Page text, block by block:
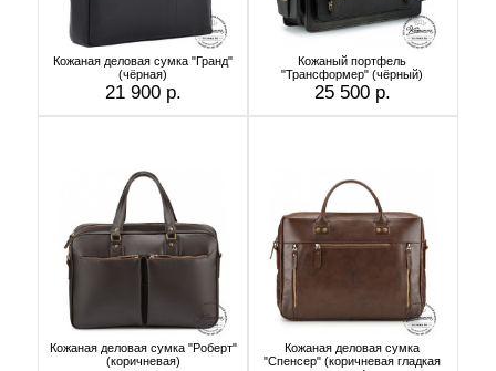
Кожаная деловая сумка "Гранд"
(чёрная)
21 900 р.
Кожаный портфель
"Трансформер" (чёрный)
25 500 р.
Кожаная деловая сумка "Роберт"
(коричневая)
Кожаная деловая сумка
"Спенсер" (коричневая гладкая